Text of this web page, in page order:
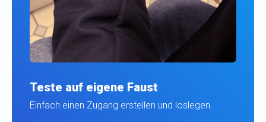
Teste auf eigene Faust
Einfach einen Zugang erstellen und loslegen.